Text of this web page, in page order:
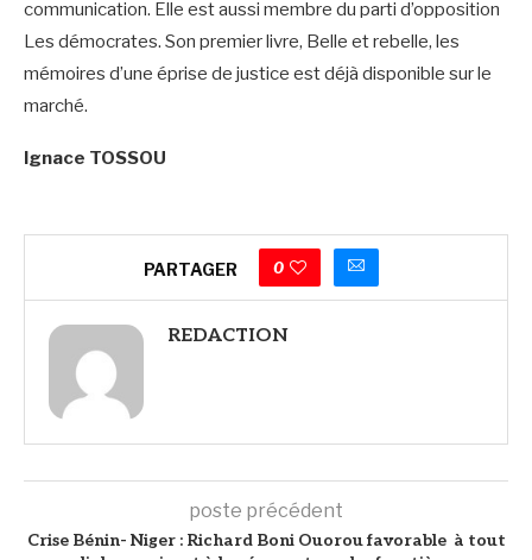
communication. Elle est aussi membre du parti d’opposition
Les démocrates. Son premier livre, Belle et rebelle, les
mémoires d’une éprise de justice est déjà disponible sur le
marché.
Ignace TOSSOU
PARTAGER 0
REDACTION
poste précédent
Crise Bénin- Niger : Richard Boni Ouorou favorable à tout